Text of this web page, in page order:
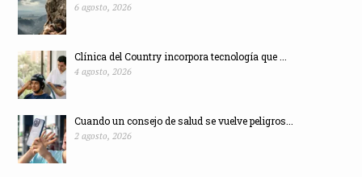
6 agosto, 2026
Clínica del Country incorpora tecnología que ...
4 agosto, 2026
Cuando un consejo de salud se vuelve peligros...
2 agosto, 2026